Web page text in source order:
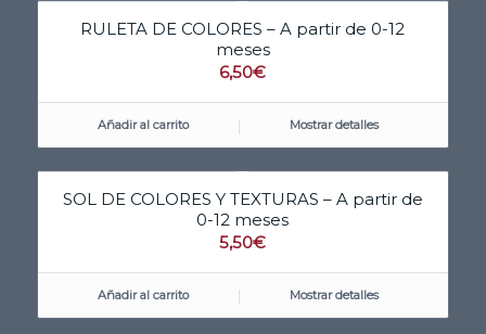
RULETA DE COLORES – A partir de 0-12
meses
6,50€
Añadir al carrito Mostrar detalles
SOL DE COLORES Y TEXTURAS – A partir de
0-12 meses
5,50€
Añadir al carrito Mostrar detalles